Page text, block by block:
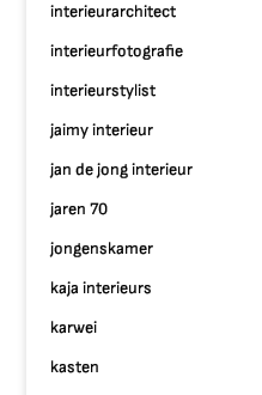
interieurarchitect
interieurfotografie
interieurstylist
jaimy interieur
jan de jong interieur
jaren 70
jongenskamer
kaja interieurs
karwei
kasten